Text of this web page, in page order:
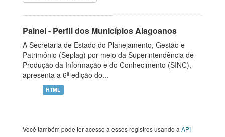
Painel - Perfil dos Municípios Alagoanos
A Secretaria de Estado do Planejamento, Gestão e
Patrimônio (Seplag) por meio da Superintendência de
Produção da Informação e do Conhecimento (SINC),
apresenta a 6ª edição do...
HTML
Você também pode ter acesso a esses registros usando a API